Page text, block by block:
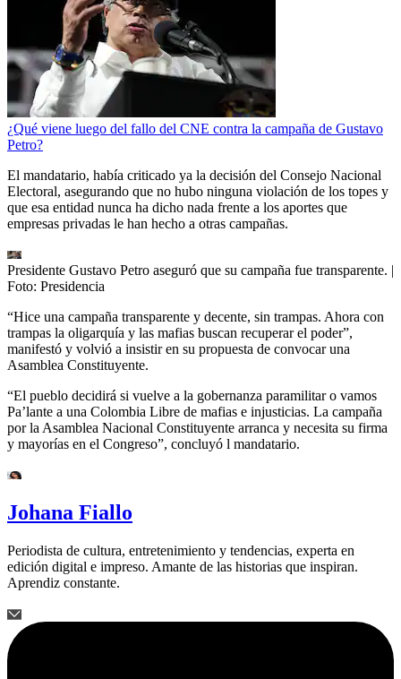
¿Qué viene luego del fallo del CNE contra la campaña de Gustavo
Petro?
El mandatario, había criticado ya la decisión del Consejo Nacional
Electoral, asegurando que no hubo ninguna violación de los topes y
que esa entidad nunca ha dicho nada frente a los aportes que
empresas privadas le han hecho a otras campañas.
Presidente Gustavo Petro aseguró que su campaña fue transparente. |
Foto: Presidencia
“Hice una campaña transparente y decente, sin trampas. Ahora con
trampas la oligarquía y las mafias buscan recuperar el poder”,
manifestó y volvió a insistir en su propuesta de convocar una
Asamblea Constituyente.
“El pueblo decidirá si vuelve a la gobernanza paramilitar o vamos
Pa’lante a una Colombia Libre de mafias e injusticias. La campaña
por la Asamblea Nacional Constituyente arranca y necesita su firma
y mayorías en el Congreso”, concluyó l mandatario.
Johana Fiallo
Periodista de cultura, entretenimiento y tendencias, experta en
edición digital e impreso. Amante de las historias que inspiran.
Aprendiz constante.